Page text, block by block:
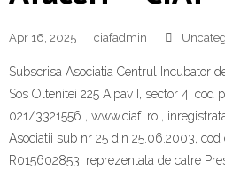
SAL
Apr 16, 2025 ciafadmin
Subscrisa Asociatia Centrul Incubator
Sos Oltenitei 225 A,pav I, sector 4, cod
021/3321556 , www.ciaf. ro ,
Asociatii sub nr 25 din 25.06.2003, cod
R015602853, reprezentata de catre